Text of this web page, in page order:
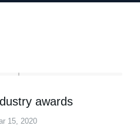
awards
15, 2020